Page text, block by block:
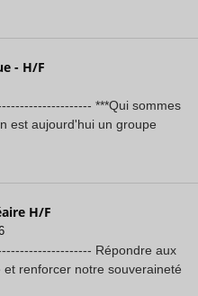
- H/F
***Qui sommes
est aujourd'hui un groupe
H/F
Répondre aux
renforcer notre souveraineté